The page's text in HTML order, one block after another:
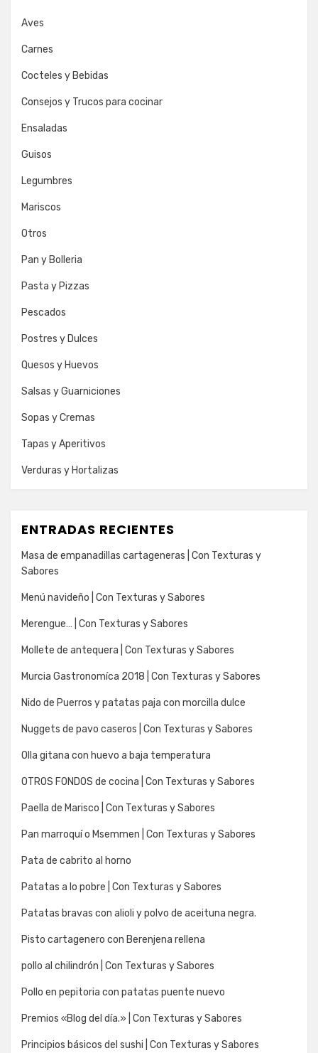
Aves
Carnes
Cocteles y Bebidas
Consejos y Trucos para cocinar
Ensaladas
Guisos
Legumbres
Mariscos
Otros
Pan y Bolleria
Pasta y Pizzas
Pescados
Postres y Dulces
Quesos y Huevos
Salsas y Guarniciones
Sopas y Cremas
Tapas y Aperitivos
Verduras y Hortalizas
ENTRADAS RECIENTES
Masa de empanadillas cartageneras | Con Texturas y
Sabores
Menú navideño | Con Texturas y Sabores
Merengue… | Con Texturas y Sabores
Mollete de antequera | Con Texturas y Sabores
Murcia Gastronomíca 2018 | Con Texturas y Sabores
Nido de Puerros y patatas paja con morcilla dulce
Nuggets de pavo caseros | Con Texturas y Sabores
Olla gitana con huevo a baja temperatura
OTROS FONDOS de cocina | Con Texturas y Sabores
Paella de Marisco | Con Texturas y Sabores
Pan marroquí o Msemmen | Con Texturas y Sabores
Pata de cabrito al horno
Patatas a lo pobre | Con Texturas y Sabores
Patatas bravas con alioli y polvo de aceituna negra.
Pisto cartagenero con Berenjena rellena
pollo al chilindrón | Con Texturas y Sabores
Pollo en pepitoria con patatas puente nuevo
Premios «Blog del día.» | Con Texturas y Sabores
Principios básicos del sushi | Con Texturas y Sabores